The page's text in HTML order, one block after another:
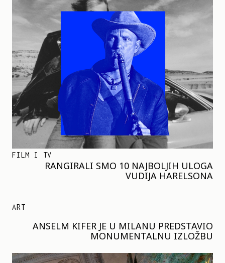
FILM I TV
RANGIRALI SMO 10 NAJBOLJIH ULOGA
VUDIJA HARELSONA
ART
ANSELM KIFER JE U MILANU PREDSTAVIO
MONUMENTALNU IZLOŽBU